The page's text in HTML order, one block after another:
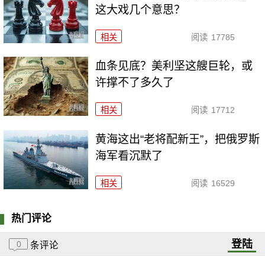
这大戏几个意思？
相关 阅读 17785
血条见底？美利坚这艘巨轮，或
许撑不了多久了
相关 阅读 17712
黄海这出“老将配新王”，把俄罗斯
海军看沉默了
相关 阅读 16529
热门评论
0 条评论 登陆